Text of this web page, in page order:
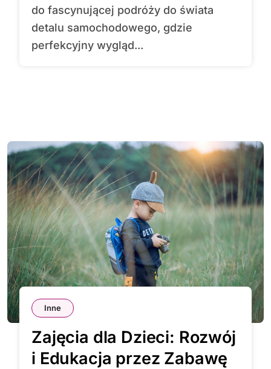
do fascynującej podróży do świata
detalu samochodowego, gdzie
perfekcyjny wygląd...
Inne
Zajęcia dla Dzieci: Rozwój
i Edukacja przez Zabawę